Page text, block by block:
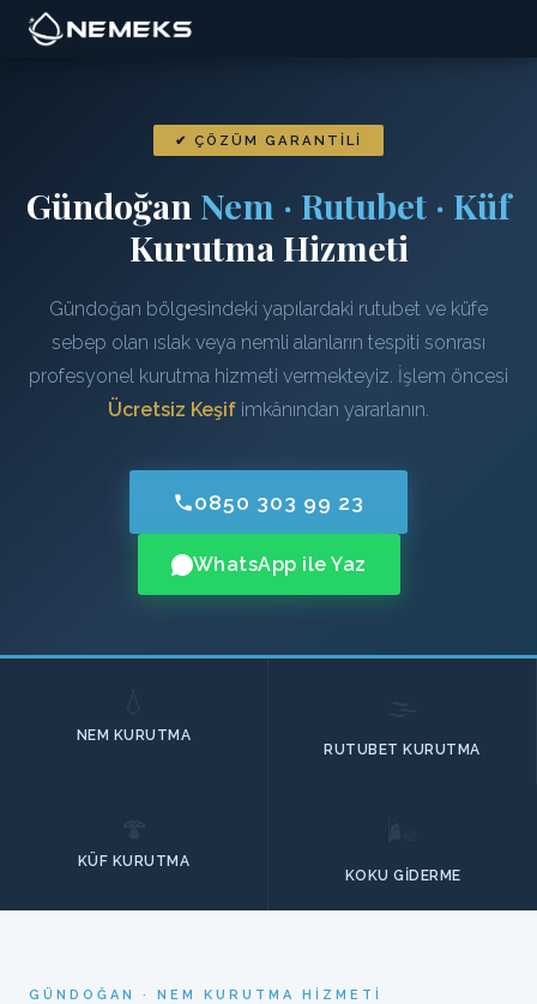
✔ ÇÖZÜM GARANTILI
Gündoğan Nem · Rutubet · Küf
Kurutma Hizmeti
Gündoğan bölgesindeki yapılardaki rutubet ve küfe
sebep olan ıslak veya nemli alanların tespiti sonrası
profesyonel kurutma hizmeti vermekteyiz. İşlem öncesi
Ücretsiz Keşif imkânından yararlanın.
0850 303 99 23
WhatsApp ile Yaz
NEM KURUTMA
RUTUBET KURUTMA
KÜF KURUTMA
KOKU GIDERME
GÜNDOĞAN · NEM KURUTMA HIZMETI